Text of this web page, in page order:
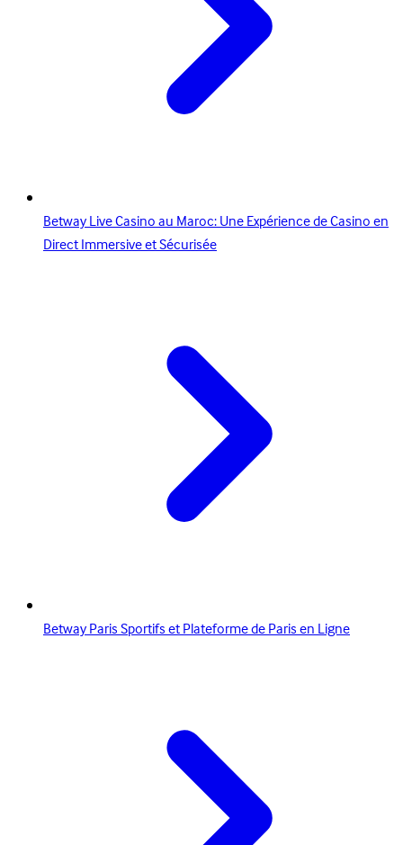
Betway Live Casino au Maroc: Une Expérience de Casino en
Direct Immersive et Sécurisée
Betway Paris Sportifs et Plateforme de Paris en Ligne